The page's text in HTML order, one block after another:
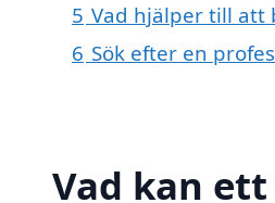
5 Vad hjälper till att
6 Sök efter en
Vad kan